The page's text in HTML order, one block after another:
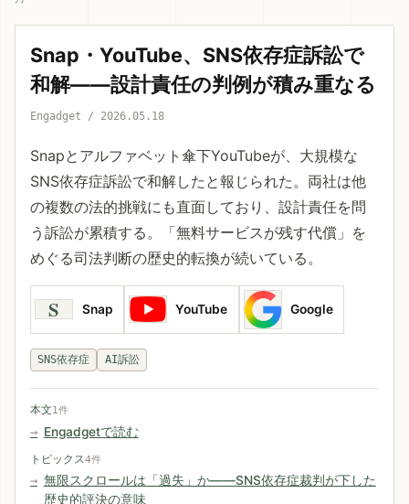
Snap・YouTube、SNS依存症訴訟で
和解——設計責任の判例が積み重なる
Engadget / 2026.05.18
Snapとアルファベット傘下YouTubeが、大規模な
SNS依存症訴訟で和解したと報じられた。両社は他
の複数の法的挑戦にも直面しており、設計責任を問
う訴訟が累積する。「無料サービスが残す代償」を
めぐる司法判断の歴史的転換が続いている。
S Snap YouTube Google
SNS依存症 AI訴訟
本文1件
Engadgetで読む
トピックス4件
無限スクロールは「過失」か——SNS依存症裁判が下した
歴史的評決の意味